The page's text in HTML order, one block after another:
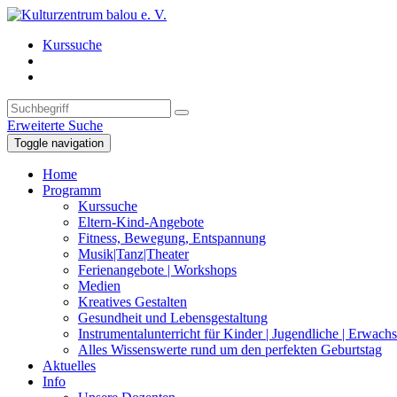
Kurssuche
Erweiterte Suche
Toggle navigation
Home
Programm
Kurssuche
Eltern-Kind-Angebote
Fitness, Bewegung, Entspannung
Musik|Tanz|Theater
Ferienangebote | Workshops
Medien
Kreatives Gestalten
Gesundheit und Lebensgestaltung
Instrumentalunterricht für Kinder | Jugendliche |
Alles Wissenswerte rund um den perfekten Geburtstag
Aktuelles
Info